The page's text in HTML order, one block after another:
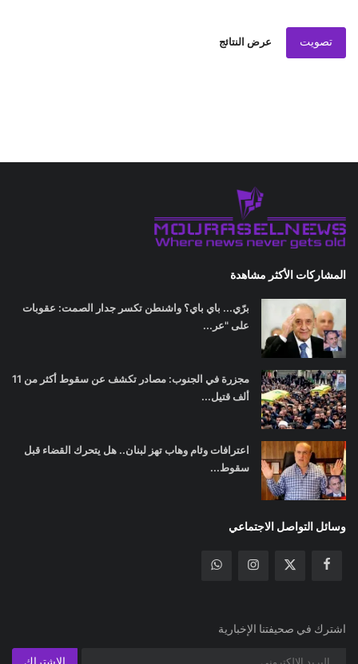
تصويت عرض النتائج
المشاركات الأكثر مشاهدة
برّي... باي باي؟ واشنطن تكسر جدار الصمت: عقوبات
على "عر...
مجزرة في الجنوب: مصادر تكشف عن سقوط أكثر من 11
ألف قتيل...
اعترافات وئام وهاب تهز لبنان.. هل يتحرك القضاء قبل
سقوط...
وسائل التواصل الاجتماعي
اشترك في صحيفتنا الإخبارية